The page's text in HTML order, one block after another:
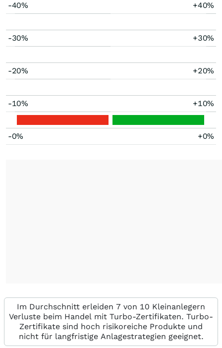
-40% +40%
-30% +30%
-20% +20%
-10% +10%
-0% +0%
Im Durchschnitt erleiden 7 von 10 Kleinanlegern
Verluste beim Handel mit Turbo-Zertifikaten. Turbo-
Zertifikate sind hoch risikoreiche Produkte und
nicht für langfristige Anlagestrategien geeignet.